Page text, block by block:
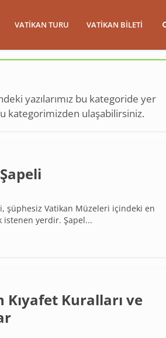
VATIKAN TURU VATIKAN BILETI
yazılarımız bu kategoride yer
kategorimizden ulaşabilirsiniz.
şüphesiz Vatikan Müzeleri içindeki en
istenen yerdir. Şapel...
Kıyafet Kuralları ve